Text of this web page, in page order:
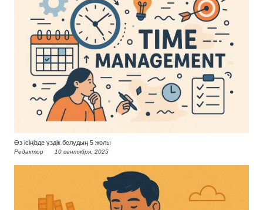
Өз ісіңізде үздік болудың 5 жолы
Редактор 10 сентября, 2025